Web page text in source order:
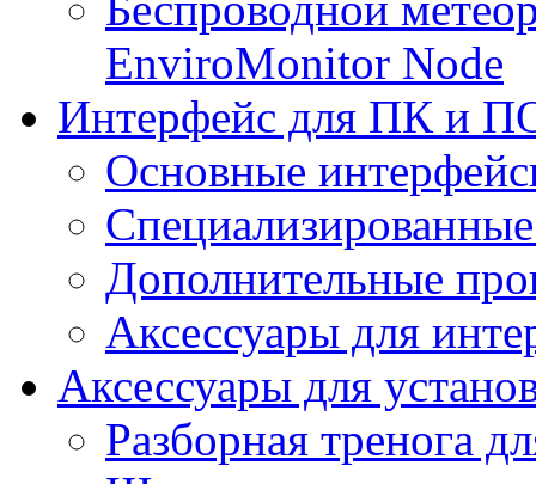
EnviroMonitor Node
Интерфейс для ПК и
Основные
Дополнительные
Аксессуары для
Аксессуары для
Разборная тренога